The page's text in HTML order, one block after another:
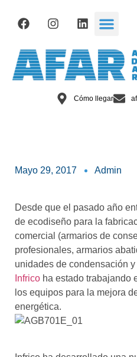
Cómo llegar
Mayo 29, 2017 Admin
Desde que el pasado año
de ecodiseño para la
comercial (armarios de
profesionales, armarios
unidades de condensación
Infrico ha estado trabajando
los equipos para la mejora
energética.